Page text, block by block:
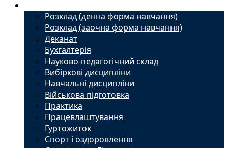
Розклад (денна форма навчання)
Розклад (заочна форма навчання)
Деканат
Бухгалтерія
Науково-педагогічний склад
Вибіркові дисципліни
Навчальні дисципліни
Військова підготовка
Практика
Працевлаштування
Гуртожиток
Спорт і оздоровлення